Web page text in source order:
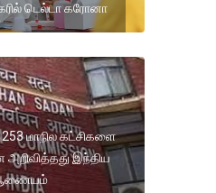
டெல்டா கரோனா
மாநில கட்சிகளை
இந்திய